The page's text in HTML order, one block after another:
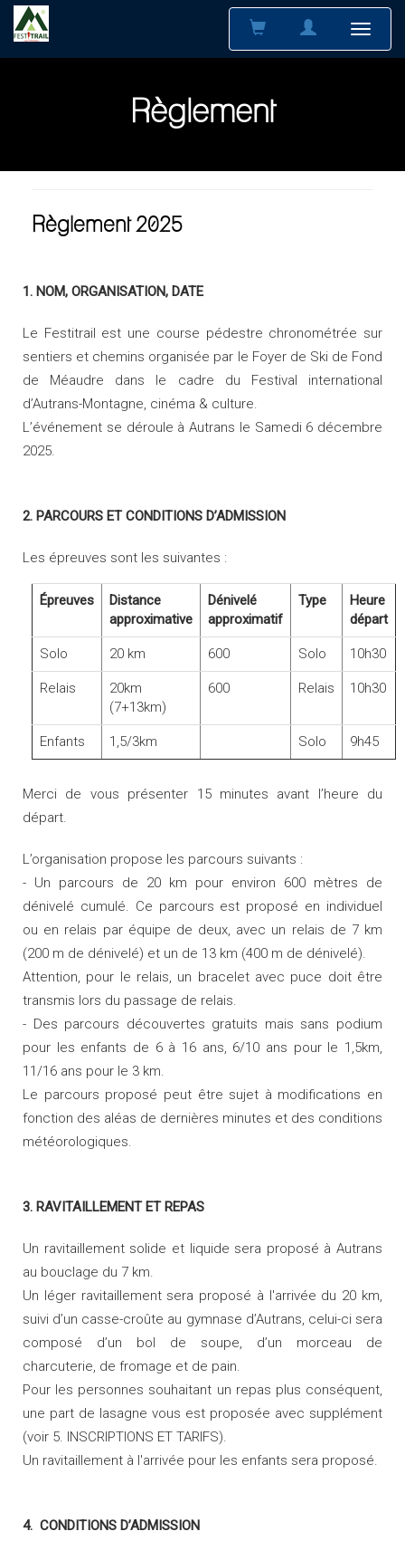
Règlement
Règlement 2025
1. NOM, ORGANISATION, DATE
Le Festitrail est une course pédestre chronométrée sur
sentiers et chemins organisée par le Foyer de Ski de Fond
de Méaudre dans le cadre du Festival international
d’Autrans-Montagne, cinéma & culture.
L’événement se déroule à Autrans le Samedi 6 décembre
2025.
2. PARCOURS ET CONDITIONS D’ADMISSION
Les épreuves sont les suivantes :
Épreuves
Distance
approximative
Dénivelé
approximatif
Type
Heure
départ
Solo 20 km 600 Solo 10h30
Relais
20km
(7+13km)
600 Relais 10h30
Enfants 1,5/3km Solo 9h45
Merci de vous présenter 15 minutes avant l’heure du
départ.
L’organisation propose les parcours suivants :
- Un parcours de 20 km pour environ 600 mètres de
dénivelé cumulé. Ce parcours est proposé en individuel
ou en relais par équipe de deux, avec un relais de 7 km
(200 m de dénivelé) et un de 13 km (400 m de dénivelé).
Attention, pour le relais, un bracelet avec puce doit être
transmis lors du passage de relais.
- Des parcours découvertes gratuits mais sans podium
pour les enfants de 6 à 16 ans, 6/10 ans pour le 1,5km,
11/16 ans pour le 3 km.
Le parcours proposé peut être sujet à modifications en
fonction des aléas de dernières minutes et des conditions
météorologiques.
3. RAVITAILLEMENT ET REPAS
Un ravitaillement solide et liquide sera proposé à Autrans
au bouclage du 7 km.
Un léger ravitaillement sera proposé à l'arrivée du 20 km,
suivi d’un casse-croûte au gymnase d’Autrans, celui-ci sera
composé d’un bol de soupe, d’un morceau de
charcuterie, de fromage et de pain.
Pour les personnes souhaitant un repas plus conséquent,
une part de lasagne vous est proposée avec supplément
(voir 5. INSCRIPTIONS ET TARIFS).
Un ravitaillement à l'arrivée pour les enfants sera proposé.
4. CONDITIONS D’ADMISSION